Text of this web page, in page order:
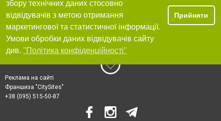
збору технічних даних стосовно
відвідувачів з метою отримання
маркетингової та статистичної інформації.
Умови обробки даних відвідувачів сайту
див. "Політика конфіденційності"
Прийняти
Реклама на сайті
Франшиза "CitySites"
+38 (095) 515-50-87